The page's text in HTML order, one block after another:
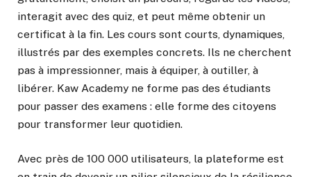
interagit avec des quiz, et peut même obtenir un
certificat à la fin. Les cours sont courts, dynamiques,
illustrés par des exemples concrets. Ils ne cherchent
pas à impressionner, mais à équiper, à outiller, à
libérer. Kaw Academy ne forme pas des étudiants
pour passer des examens : elle forme des citoyens
pour transformer leur quotidien.
Avec près de 100 000 utilisateurs, la plateforme est